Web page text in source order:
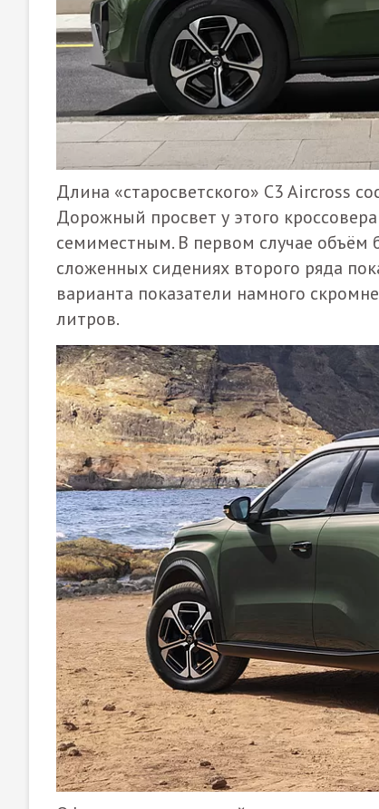
Длина «старосветского» C3 Aircross
Дорожный просвет у этого
семиместным. В первом случае объём
сложенных сидениях второго ряда
варианта показатели намного
литров.